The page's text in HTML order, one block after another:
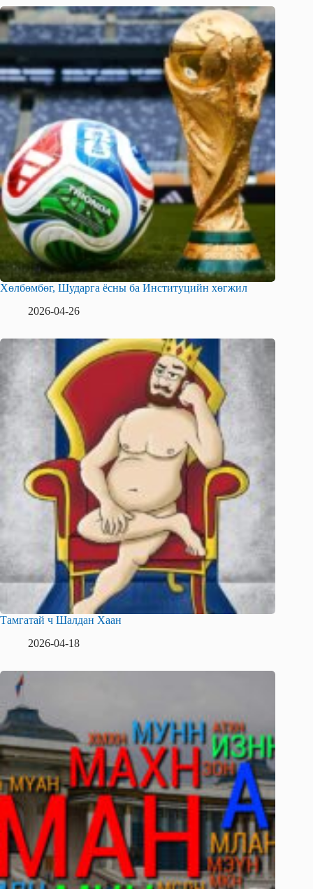
Хөлбөмбөг, Шударга ёсны ба Институцийн хөгжил
2026-04-26
Тамгатай ч Шалдан Хаан
2026-04-18